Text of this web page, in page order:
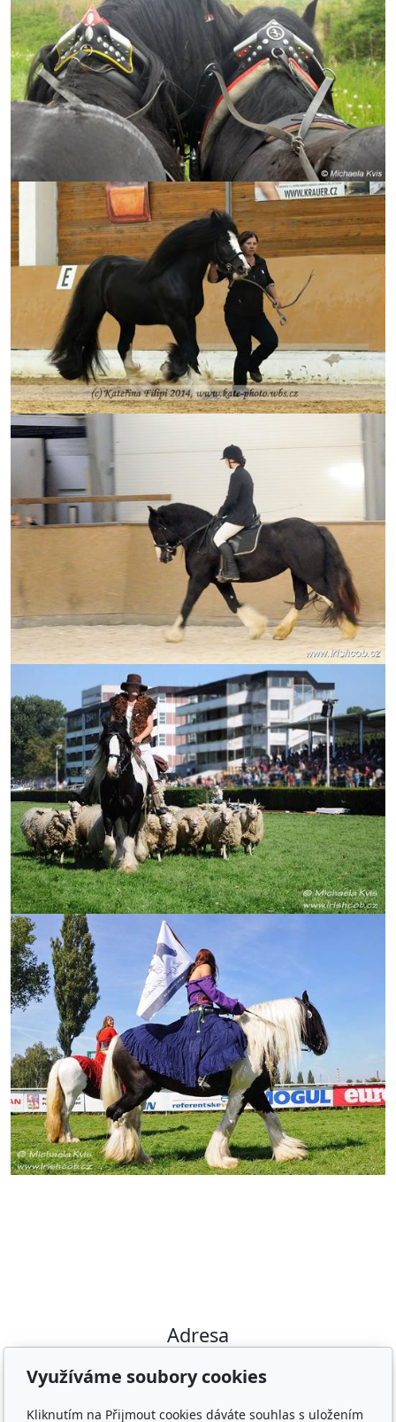
Adresa
Irish Cob the Czech Republic, z.s.
IČ 22852778
Bankovní spojení: 2001874788/2010
Využíváme soubory cookies
Kliknutím na Přijmout cookies dáváte souhlas s uložením